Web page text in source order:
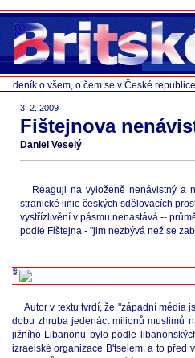
deník o všem, o čem se v České
3. 2. 2009
Fištejnova
Daniel Veselý
Reaguji na vyloženě nenávistný a
stranické linie českých sdělovacích
vystřízlivění v pásmu nenastává --
podle Fištejna - "jim nezbývá než se
Autor v textu tvrdí, že "západní média
dobu zhruba jedenáct milionů muslimů
jižního Libanonu bylo podle
izraelské organizace B'tselem, a to před